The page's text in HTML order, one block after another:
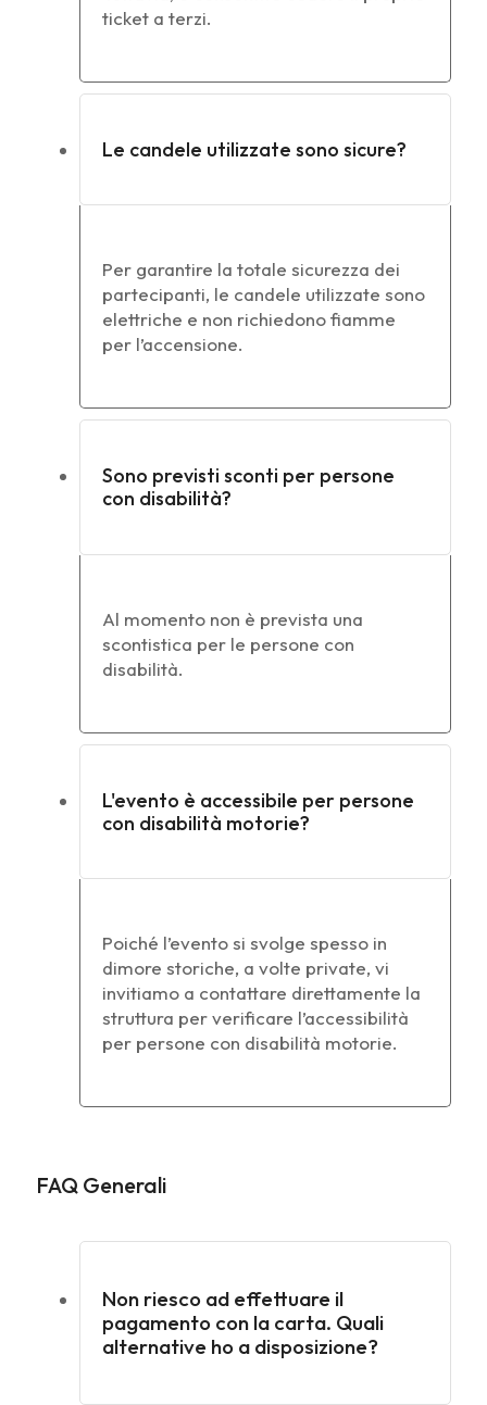
ticket a terzi.
Le candele utilizzate sono sicure?
Per garantire la totale sicurezza dei
partecipanti, le candele utilizzate sono
elettriche e non richiedono fiamme
per l’accensione.
Sono previsti sconti per persone
con disabilità?
Al momento non è prevista una
scontistica per le persone con
disabilità.
L'evento è accessibile per persone
con disabilità motorie?
Poiché l’evento si svolge spesso in
dimore storiche, a volte private, vi
invitiamo a contattare direttamente la
struttura per verificare l’accessibilità
per persone con disabilità motorie.
FAQ Generali
Non riesco ad effettuare il
pagamento con la carta. Quali
alternative ho a disposizione?